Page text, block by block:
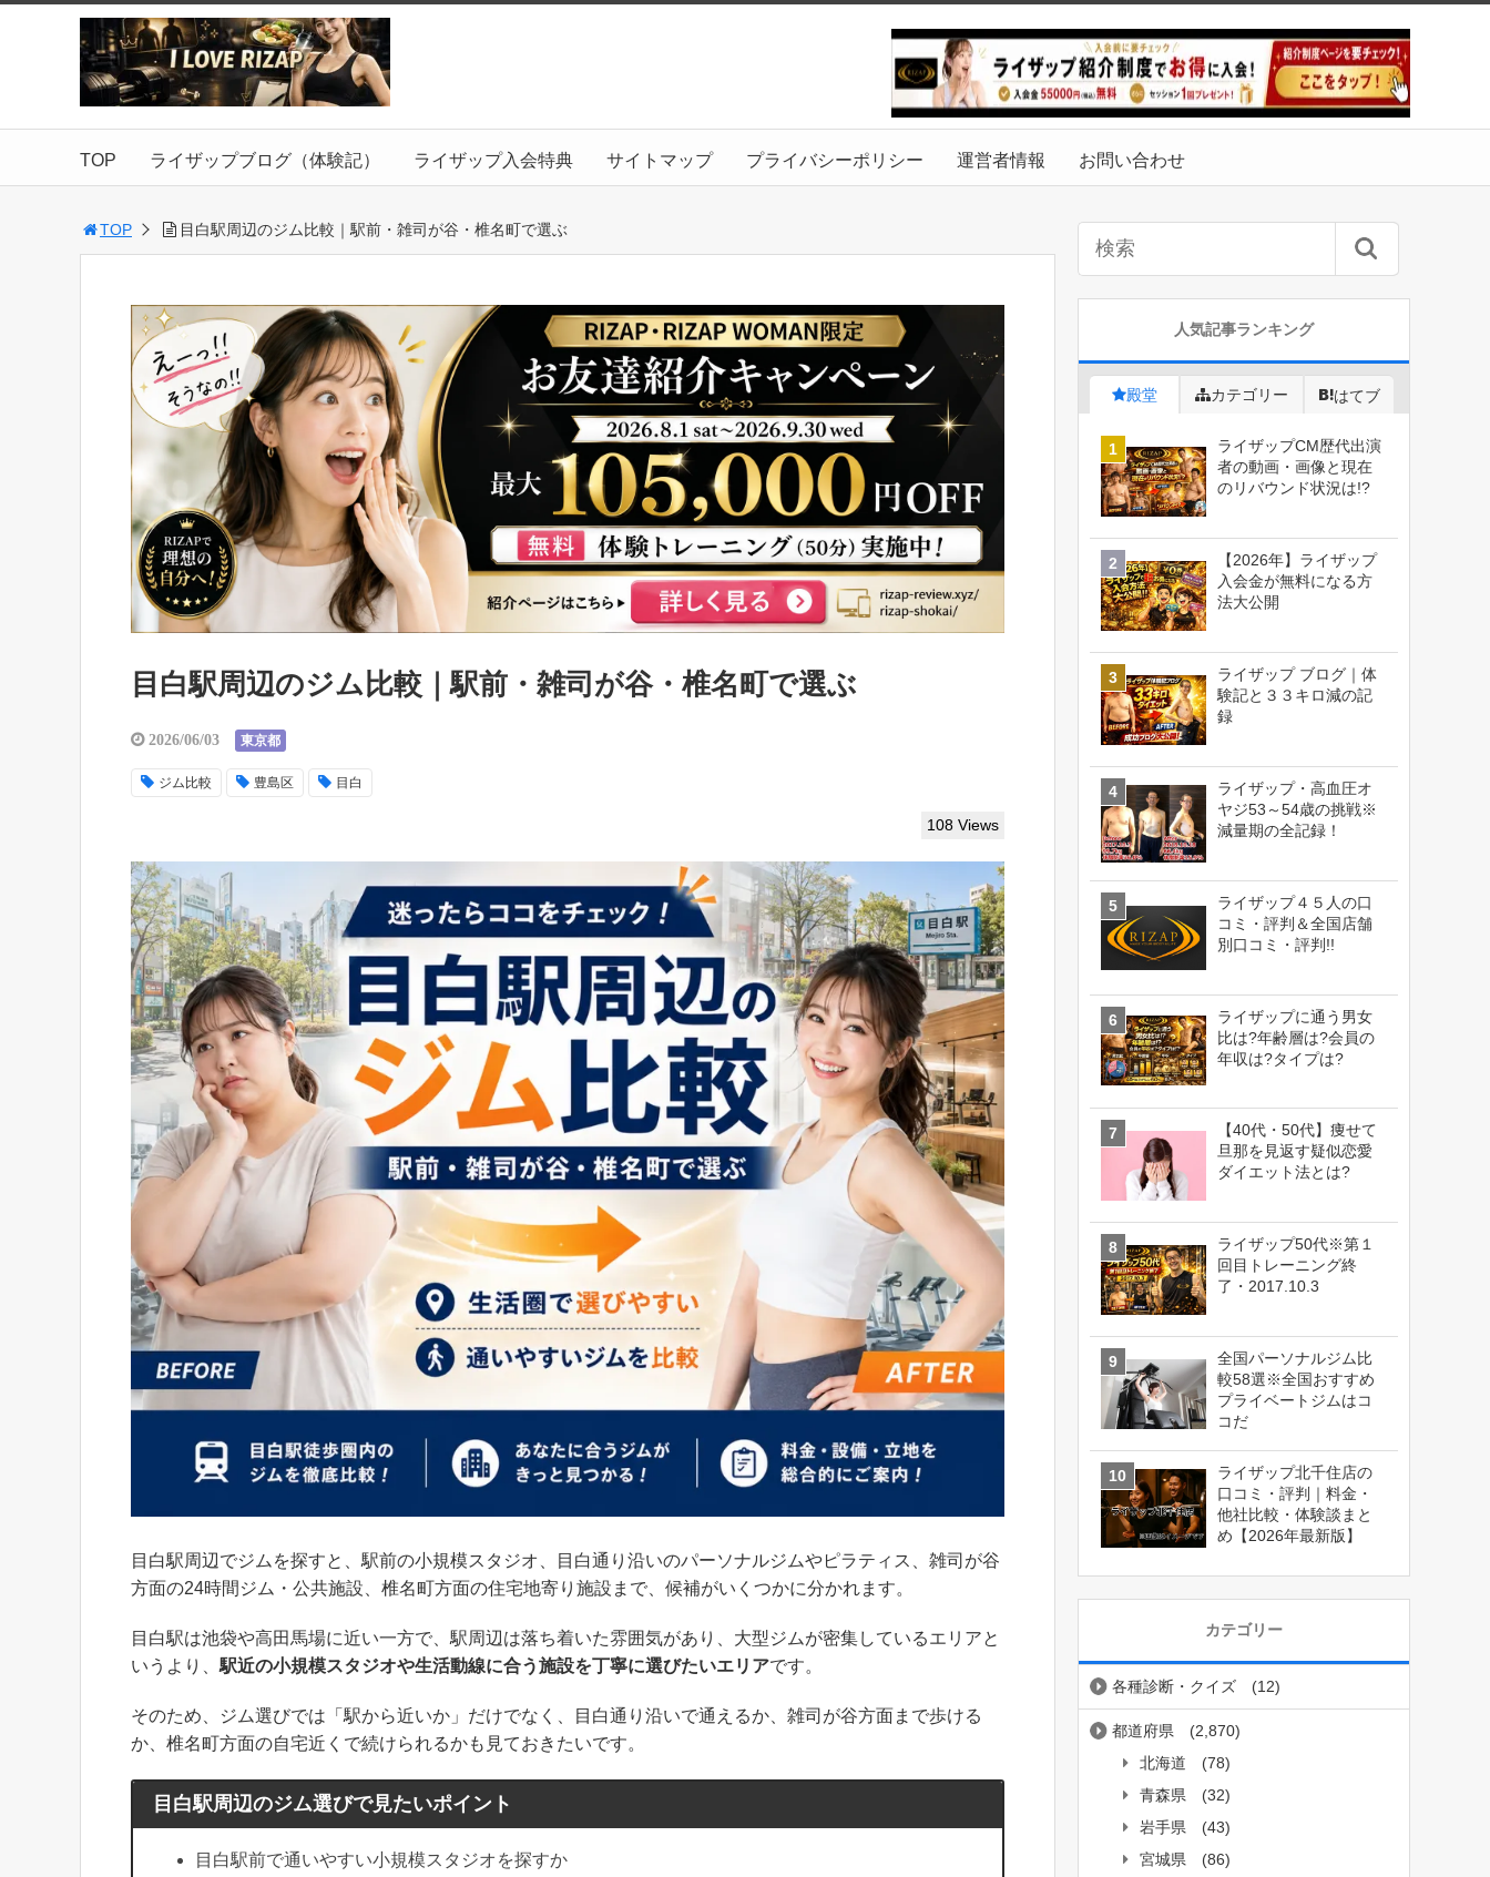
TOP ライザップブログ（体験記） ライザップ入会特典 サイトマップ プライバシーポリシー 運営者情報 お問い合わせ
TOP 目白駅周辺のジム比較｜駅前・雑司が谷・椎名町で選ぶ
目白駅周辺のジム比較｜駅前・雑司が谷・椎名町で選ぶ
2026/06/03 東京都
ジム比較 豊島区 目白
108 Views
目白駅周辺でジムを探すと、駅前の小規模スタジオ、目白通り沿いのパーソナルジムやピラティス、雑司が谷
方面の24時間ジム・公共施設、椎名町方面の住宅地寄り施設まで、候補がいくつかに分かれます。
目白駅は池袋や高田馬場に近い一方で、駅周辺は落ち着いた雰囲気があり、大型ジムが密集しているエリアと
いうより、 駅近の小規模スタジオや生活動線に合う施設を丁寧に選びたいエリアです。
そのため、ジム選びでは「駅から近いか」だけでなく、目白通り沿いで通えるか、雑司が谷方面まで歩ける
か、椎名町方面の自宅近くで続けられるかも見ておきたいです。
目白駅周辺のジム選びで見たいポイント
目白駅前で通いやすい小規模スタジオを探すか
人気記事ランキング
殿堂 カテゴリー はてブ
ライザップCM歴代出演
者の動画・画像と現在
のリバウンド状況は!?
【2026年】ライザップ
入会金が無料になる方
法大公開
ライザップ ブログ｜体
験記と３３キロ減の記
録
ライザップ・高血圧オ
ヤジ53～54歳の挑戦※
減量期の全記録！
ライザップ４５人の口
コミ・評判＆全国店舗
別口コミ・評判!!
ライザップに通う男女
比は?年齢層は?会員の
年収は?タイプは?
【40代・50代】痩せて
旦那を見返す疑似恋愛
ダイエット法とは?
ライザップ50代※第１
回目トレーニング終
了・2017.10.3
全国パーソナルジム比
較58選※全国おすすめ
プライベートジムはコ
コだ
ライザップ北千住店の
口コミ・評判｜料金・
他社比較・体験談まと
め【2026年最新版】
カテゴリー
各種診断・クイズ (12)
都道府県
(2,870)
北海道
(78)
青森県
(32)
岩手県
(43)
宮城県
(86)